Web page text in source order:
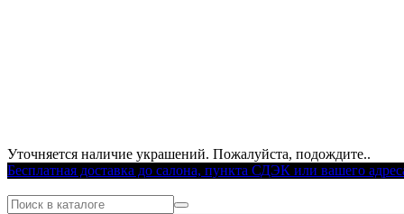
Уточняется наличие украшений. Пожалуйста, подождите..
Бесплатная доставка до салона, пункта СДЭК или вашего